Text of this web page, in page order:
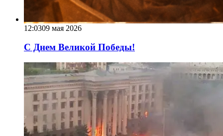
12:0309 мая 2026
С Днем Великой Победы!